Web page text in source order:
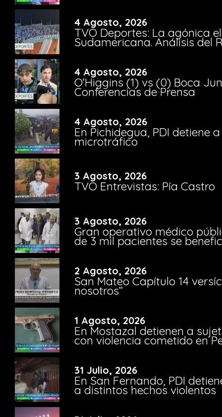
4 Agosto, 2026
TVO Deportes: La agónica
Sudamericana. Análisis del
4 Agosto, 2026
O’Higgins (1) vs (0) Boca
Conferencias de Prensa
4 Agosto, 2026
En Pichidegua, PDI detiene
microtráfico
3 Agosto, 2026
TVO Entrevistas: Pía Castro
3 Agosto, 2026
Gran operativo médico
de 3 mil pacientes se
2 Agosto, 2026
San Mateo Capítulo 14
nosotros”
1 Agosto, 2026
En Mostazal detienen a
con violencia cometido en
31 Julio, 2026
En San Fernando, PDI
a distintos hechos violentos